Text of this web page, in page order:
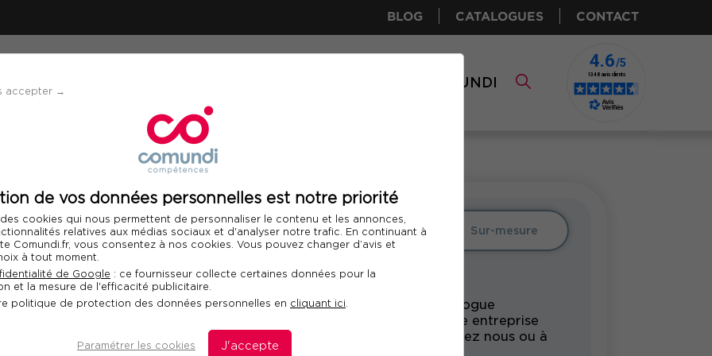
accepter →
de vos données personnelles est notre priorité
cookies qui nous permettent de personnaliser le contenu et les annonces,
relatives aux médias sociaux et d'analyser notre trafic. En continuant à
Comundi.fr, vous consentez à nos cookies. Vous pouvez changer d’avis et
à tout moment.
de Google : ce fournisseur collecte certaines données pour la
et la mesure de l'efficacité publicitaire.
politique de protection des données personnelles en cliquant ici.
Paramétrer les cookies J'accepte
BLOG CATALOGUES CONTACT
COMUNDI
- Mesure de la sécurité de l'information - Foundation
Télécharger le programme
- Mesure de la
- Foundation
ISO/IEC 27002 Foundation
Intra Sur-mesure
Formation du catalogue
Comundi pour votre entreprise
dans vos locaux, chez nous ou à